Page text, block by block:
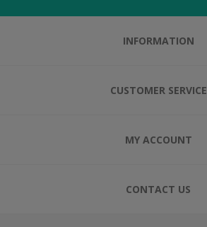
INFORMATION
CUSTOMER SERVICE
MY ACCOUNT
CONTACT US